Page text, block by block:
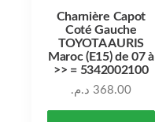
Charnière Capot
Coté Gauche
TOYOTA AURIS
Maroc (E15) de 07 à
>> = 5342002100
368.00 د.م.